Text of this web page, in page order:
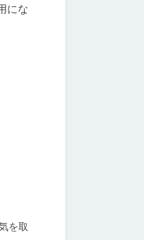
にな
を取